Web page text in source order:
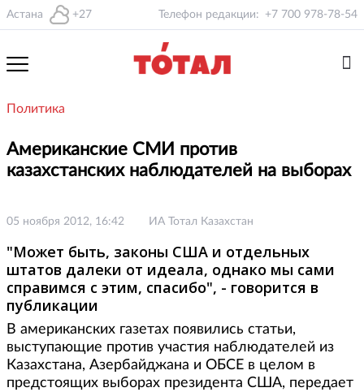
Астана +27 Телефон редакции: +7 700 978-78-54
Политика
Американские СМИ против
казахстанских наблюдателей на выборах
05 ноября 2012, 16:42 ИА Тотал Казахстан
"Может быть, законы США и отдельных
штатов далеки от идеала, однако мы сами
справимся с этим, спасибо", - говорится в
публикации
В американских газетах появились статьи,
выступающие против участия наблюдателей из
Казахстана, Азербайджана и ОБСЕ в целом в
предстоящих выборах президента США, передает